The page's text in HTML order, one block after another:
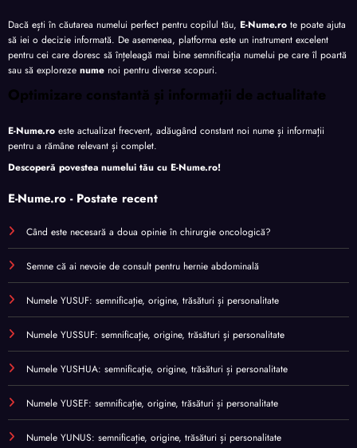
Dacă ești în căutarea numelui perfect pentru copilul tău, E-Nume.ro te poate ajuta
să iei o decizie informată. De asemenea, platforma este un instrument excelent
pentru cei care doresc să înțeleagă mai bine semnificația numelui pe care îl poartă
sau să exploreze nume noi pentru diverse scopuri.
Optimizare constantă și informații de actualitate
E-Nume.ro este actualizat frecvent, adăugând constant noi nume și informații
pentru a rămâne relevant și complet.
Descoperă povestea numelui tău cu E-Nume.ro!
E-Nume.ro - Postate recent
Când este necesară a doua opinie în chirurgie oncologică?
Semne că ai nevoie de consult pentru hernie abdominală
Numele YUSUF: semnificație, origine, trăsături și personalitate
Numele YUSSUF: semnificație, origine, trăsături și personalitate
Numele YUSHUA: semnificație, origine, trăsături și personalitate
Numele YUSEF: semnificație, origine, trăsături și personalitate
Numele YUNUS: semnificație, origine, trăsături și personalitate